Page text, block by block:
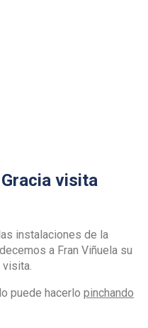
visita
instalaciones de la
a Fran Viñuela su
visita.
puede hacerlo pinchando